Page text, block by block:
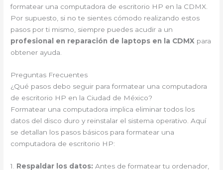
formatear una computadora de escritorio HP en la CDMX.
Por supuesto, si no te sientes cómodo realizando estos
pasos por ti mismo, siempre puedes acudir a un
profesional en reparación de laptops en la CDMX para
obtener ayuda.
Preguntas Frecuentes
¿Qué pasos debo seguir para formatear una computadora
de escritorio HP en la Ciudad de México?
Formatear una computadora implica eliminar todos los
datos del disco duro y reinstalar el sistema operativo. Aquí
se detallan los pasos básicos para formatear una
computadora de escritorio HP:
1. Respaldar los datos: Antes de formatear tu ordenador,